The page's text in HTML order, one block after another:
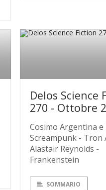
Delos Science
270 - Ottobre
Cosimo Argentina e
Screampunk - Tron
Alastair Reynolds -
Frankenstein
SOMMARIO